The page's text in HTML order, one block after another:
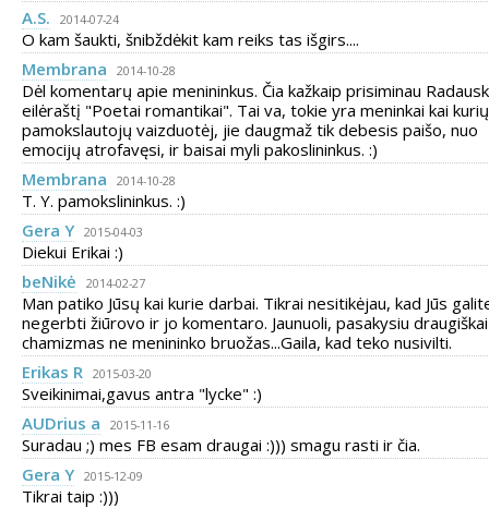
A.S.
2014-07-24
O kam šaukti, šnibždėkit kam reiks tas išgirs....
Membrana
2014-10-28
Dėl komentarų apie menininkus. Čia kažkaip prisiminau
eilėraštį "Poetai romantikai". Tai va, tokie yra meninkai kai kurių
pamokslautojų vaizduotėj, jie daugmaž tik debesis paišo, nuo
emocijų atrofavęsi, ir baisai myli pakoslininkus. :)
Membrana
2014-10-28
T. Y. pamokslininkus. :)
Gera Y 2015-04-03
Diekui Erikai :)
beNikė
2014-02-27
Man patiko Jūsų kai kurie darbai. Tikrai nesitikėjau, kad Jūs
negerbti žiūrovo ir jo komentaro. Jaunuoli, pasakysiu
chamizmas ne menininko bruožas...Gaila, kad teko nusivilti.
Erikas R 2015-03-20
Sveikinimai,gavus antra "lycke" :)
AUDrius a
2015-11-16
Suradau ;) mes FB esam draugai :))) smagu rasti ir čia.
Gera Y 2015-12-09
Tikrai taip :)))